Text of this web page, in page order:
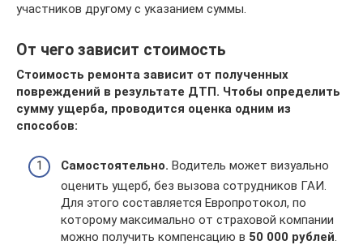
участников другому с указанием суммы.
От чего зависит стоимость
Стоимость ремонта зависит от полученных
повреждений в результате ДТП. Чтобы определить
сумму ущерба, проводится оценка одним из
способов:
Самостоятельно. Водитель может визуально
оценить ущерб, без вызова сотрудников ГАИ.
Для этого составляется Европротокол, по
которому максимально от страховой компании
можно получить компенсацию в 50 000 рублей